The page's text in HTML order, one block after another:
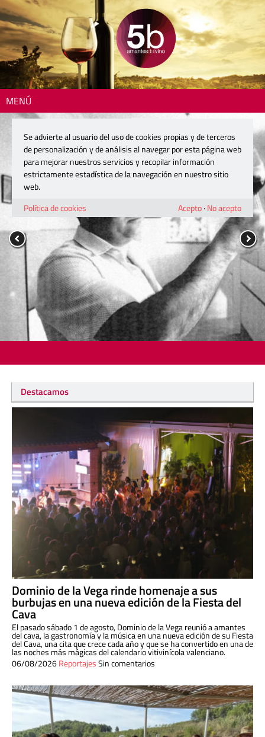
MENÚ
Destacamos
Dominio de la Vega rinde homenaje a sus
burbujas en una nueva edición de la Fiesta del
Cava
El pasado sábado 1 de agosto, Dominio de la Vega reunió a amantes
del cava, la gastronomía y la música en una nueva edición de su Fiesta
del Cava, una cita que crece cada año y que se ha convertido en una de
las noches más mágicas del calendario vitivinícola valenciano.
06/08/2026ReportajesSin comentarios
Se advierte al usuario del uso de cookies propias y de terceros
de personalización y de análisis al navegar por esta página web
para mejorar nuestros servicios y recopilar información
estrictamente estadística de la navegación en nuestro sitio
web.
Política de cookies
Acepto· No acepto